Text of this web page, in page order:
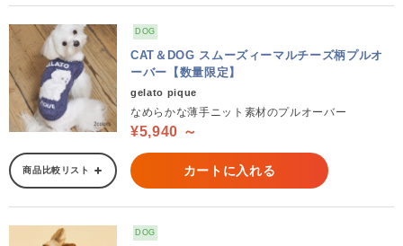
DOG
CAT＆DOG スムーズィーマルチーズ柄プルオ
ーバー【数量限定】
gelato pique
なめらかな薄手ニット素材のプルオーバー
¥5,940 ～
商品比較リスト カートに入れる
DOG